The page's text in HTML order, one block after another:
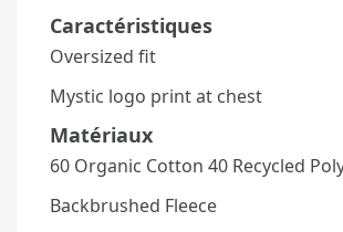
Caractéristiques
Oversized fit
Mystic logo print at chest
Matériaux
60 Organic Cotton 40 Recycled
Backbrushed Fleece